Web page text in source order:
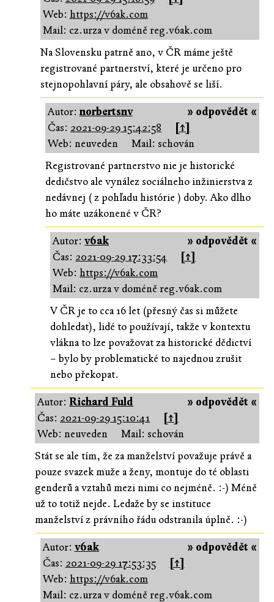
Web: https://v6ak.com
Mail: cz.urza v doméně reg.v6ak.com
Na Slovensku patrně ano, v ČR máme ještě
registrované partnerství, které je určeno pro
stejnopohlavní páry, ale obsahově se liší.
» odpovědět «
Autor:norbertsnv
Čas: 2021-09-29 15:42:58
[↑]
Web: neuveden
Mail: schován
Registrované partnerstvo nie je historické
dedičstvo ale vynález sociálneho inžinierstva z
nedávnej ( z pohľadu histórie ) doby. Ako dlho
ho máte uzákonené v ČR?
» odpovědět «
Autor:v6ak
Čas: 2021-09-29 17:33:54
[↑]
Web:https://v6ak.com
Mail: cz.urza v doméně reg.v6ak.com
V ČR je to cca 16 let (přesný čas si můžete
dohledat), lidé to používají, takže v kontextu
vlákna to lze považovat za historické dědictví
– bylo by problematické to najednou zrušit
nebo překopat.
» odpovědět «
Autor:Richard Fuld
Čas: 2021-09-29 15:10:41
[↑]
Web: neuveden
Mail: schován
Stát se ale tím, že za manželství považuje právě a
pouze svazek muže a ženy, montuje do té oblasti
genderů a vztahů mezi nimi co nejméně. :-) Méně
už to totiž nejde. Ledaže by se instituce
manželství z právního řádu odstranila úplně. :-)
» odpovědět «
Autor: v6ak
Čas: 2021-09-29 17:53:35
[↑]
Web: https://v6ak.com
Mail: cz.urza v doméně reg.v6ak.com